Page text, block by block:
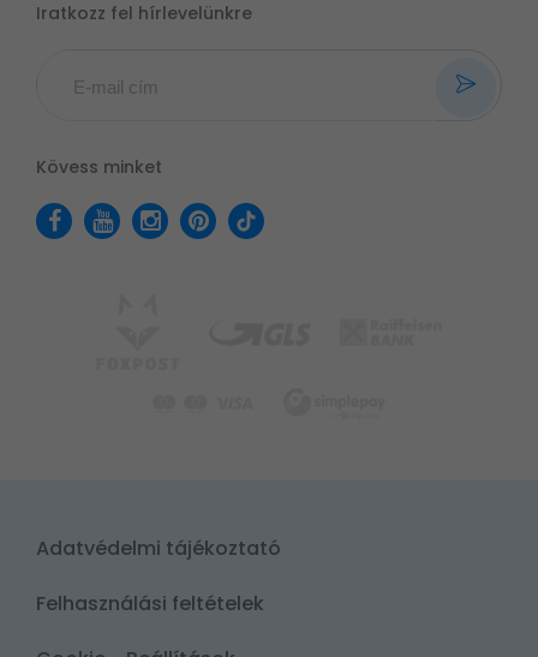
Iratkozz fel hírlevelünkre
Kövess minket
Adatvédelmi tájékoztató
Felhasználási feltételek